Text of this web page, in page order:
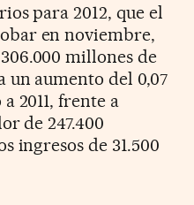
para 2012, que el
en noviembre,
millones de
un aumento del 0,07
2011, frente a
de 247.400
ingresos de 31.500